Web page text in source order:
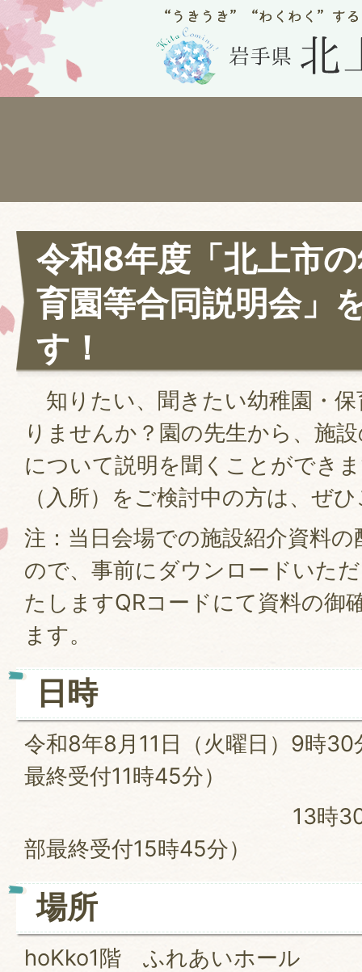
令和8年度「北上市
育園等合同説明会」
す！
知りたい、聞きたい幼稚園・
りませんか？園の先生から、施
について説明を聞くことができ
（入所）をご検討中の方は、
注：当日会場での施設紹介資料
ので、事前にダウンロードいた
たしますQRコードにて資料の御
ます。
日時
令和8年8月11日（火曜日）9時30
最終受付11時45分）
13時30分～16
部最終受付15時45分）
場所
hoKko1階 ふれあいホール